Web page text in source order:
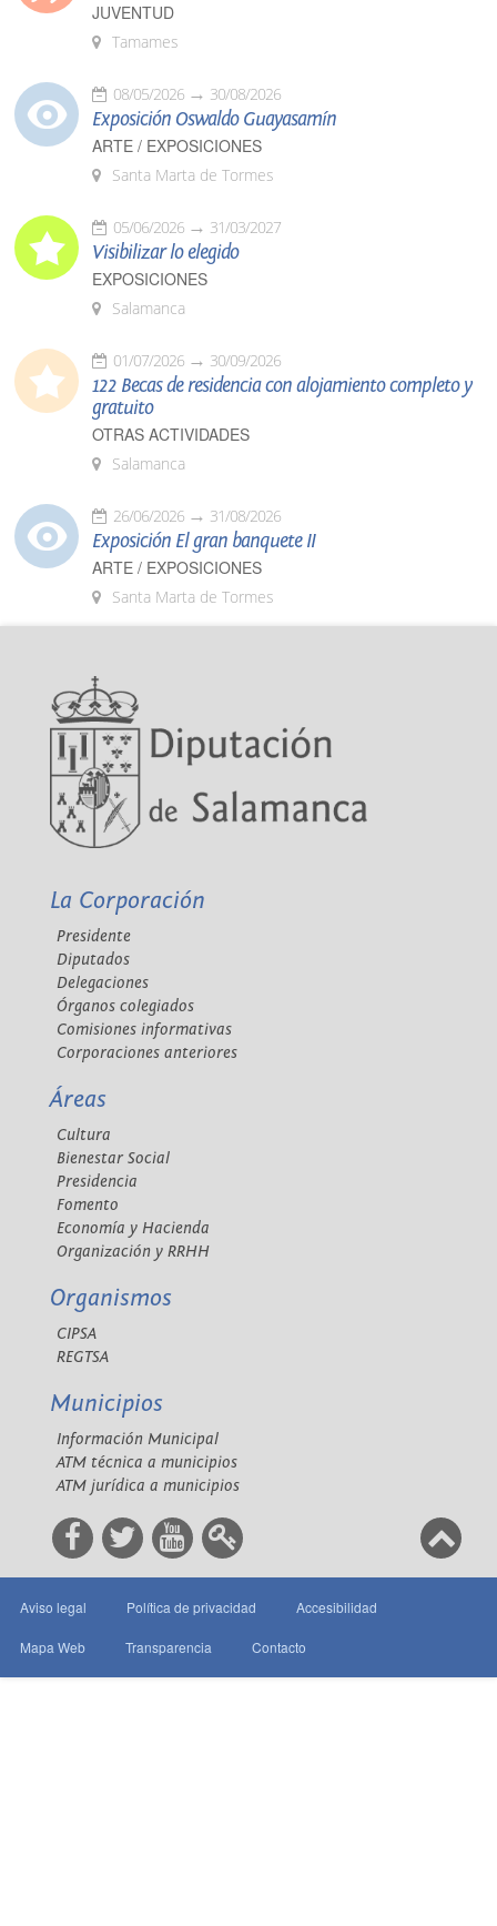
JUVENTUD
Tamames
08/05/2026 30/08/2026
Exposición Oswaldo Guayasamín
ARTE / EXPOSICIONES
Santa Marta de Tormes
05/06/2026 31/03/2027
Visibilizar lo elegido
EXPOSICIONES
Salamanca
01/07/2026 30/09/2026
122 Becas de residencia con alojamiento completo y
gratuito
OTRAS ACTIVIDADES
Salamanca
26/06/2026 31/08/2026
Exposición El gran banquete II
ARTE / EXPOSICIONES
Santa Marta de Tormes
La Corporación
Presidente
Diputados
Delegaciones
Órganos colegiados
Comisiones informativas
Corporaciones anteriores
Áreas
Cultura
Bienestar Social
Presidencia
Fomento
Economía y Hacienda
Organización y RRHH
Organismos
CIPSA
REGTSA
Municipios
Información Municipal
ATM técnica a municipios
ATM jurídica a municipios
Aviso legal Política de privacidad Accesibilidad
Mapa Web Transparencia Contacto